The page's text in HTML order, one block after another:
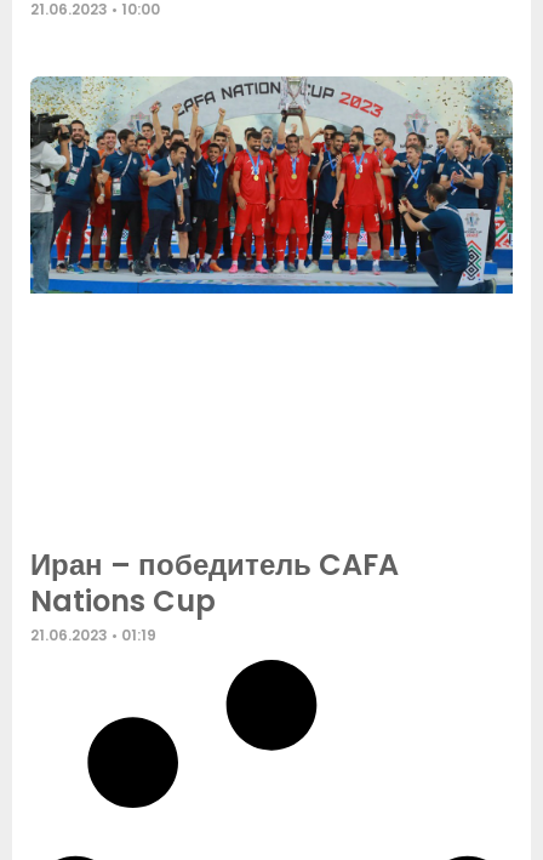
21.06.2023 10:00
Иран – победитель CAFA
Nations Cup
21.06.2023 01:19